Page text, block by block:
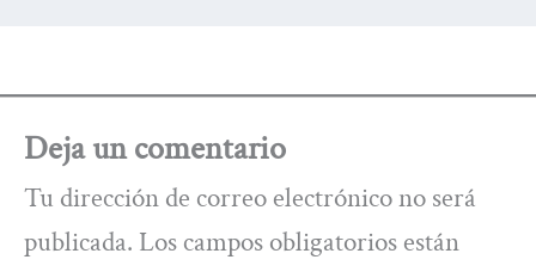
Deja un comentario
Tu dirección de correo electrónico no será
publicada. Los campos obligatorios están